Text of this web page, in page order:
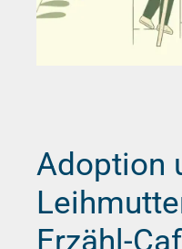
Adoption
Erzähl-